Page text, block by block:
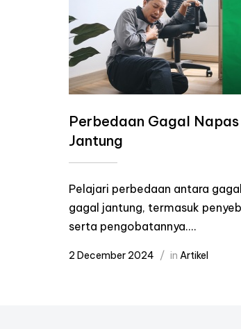
Perbedaan Gagal
Jantung
Pelajari perbedaan antara
gagal jantung, termasuk
serta pengobatannya....
2 December 2024 in Artikel